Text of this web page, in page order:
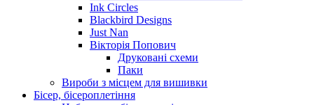
Ink Circles
Blackbird Designs
Just Nan
Вікторія Попович
Друковані схеми
Паки
Вироби з місцем для вишивки
Бісер, бісероплетіння